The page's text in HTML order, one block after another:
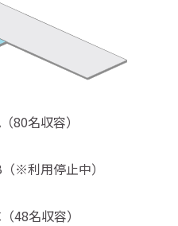
80名収容）
※利用停止中）
48名収容）